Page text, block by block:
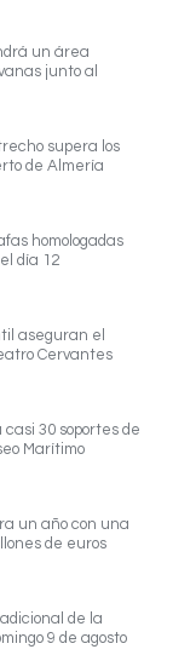
un área
junto al
supera los
de Almería
homologadas
día 12
aseguran el
Cervantes
30 soportes de
Marítimo
un año con una
de euros
de la
9 de agosto